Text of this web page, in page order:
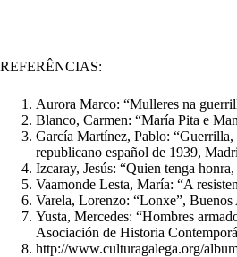
REFERÊNCIAS:
Aurora Marco: “Mulleres na
Blanco, Carmen: “María Pita e
García Martínez, Pablo:
republicano español de 1939,
Izcaray, Jesús: “Quien tenga
Vaamonde Lesta, María: “A
Varela, Lorenzo: “Lonxe”,
Yusta, Mercedes: “Hombres
Asociación de Historia
http://www.culturagalega.org/